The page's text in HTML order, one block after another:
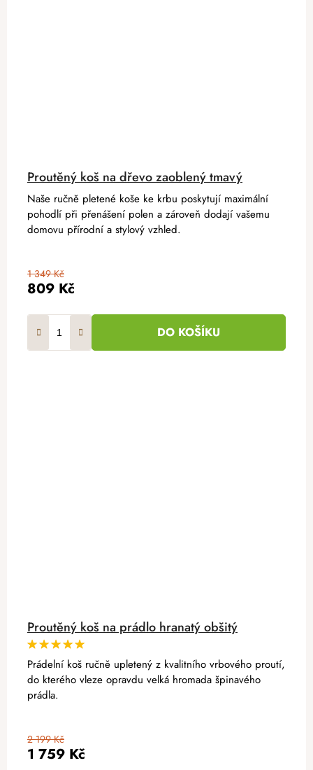
Proutěný koš na dřevo zaoblený tmavý
809 Kč
1 349 Kč
DO KOŠÍKU
Naše ručně pletené koše ke krbu poskytují maximální
pohodlí při přenášení polen a zároveň dodají vašemu
domovu přírodní a stylový vzhled.
Proutěný koš na prádlo hranatý obšitý
1 759 Kč
2 199 Kč
Prádelní koš ručně upletený z kvalitního vrbového proutí,
do kterého vleze opravdu velká hromada špinavého
prádla.